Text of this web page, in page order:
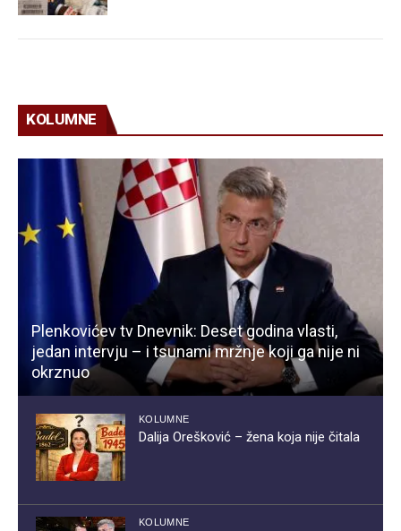
KOLUMNE
Plenkovićev tv Dnevnik: Deset godina vlasti,
jedan intervju – i tsunami mržnje koji ga nije ni
okrznuo
KOLUMNE
Dalija Orešković – žena koja nije čitala
KOLUMNE